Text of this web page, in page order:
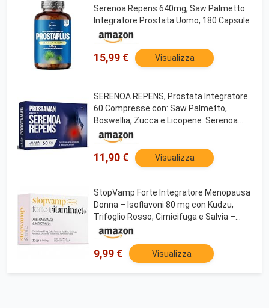
Serenoa Repens 640mg, Saw Palmetto
Integratore Prostata Uomo, 180 Capsule
15,99 € Visualizza
SERENOA REPENS, Prostata Integratore
60 Compresse con: Saw Palmetto,
Boswellia, Zucca e Licopene. Serenoa
Repens Prostata 640mg con: Ortica,
Melograno ed Epilobio. Integratore
Prostata Formula Potente
11,90 € Visualizza
StopVamp Forte Integratore Menopausa
Donna – Isoflavoni 80 mg con Kudzu,
Trifoglio Rosso, Cimicifuga e Salvia –
Vitamina B6 che contribuisce alla
regolazione dell’attività ormonale –
Vitaminact
9,99 € Visualizza